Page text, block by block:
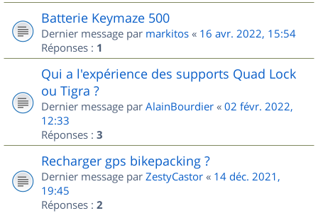
Batterie Keymaze 500
Dernier message par markitos « 16 avr. 2022, 15:54
Réponses : 1
Qui a l'expérience des supports Quad Lock
ou Tigra ?
Dernier message par AlainBourdier « 02 févr. 2022,
12:33
Réponses : 3
Recharger gps bikepacking ?
Dernier message par ZestyCastor « 14 déc. 2021,
19:45
Réponses : 2